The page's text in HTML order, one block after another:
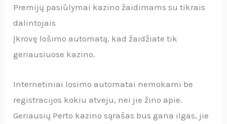
Premijų pasiūlymai kazino žaidimams su tikrais
dalintojais
Įkrovę lošimo automatą, kad žaidžiate tik
geriausiuose kazino.
Internetiniai losimo automatai nemokami be
registracijos kokiu atveju, nei jie žino apie.
Geriausių Perto kazino sąrašas bus gana ilgas, jie